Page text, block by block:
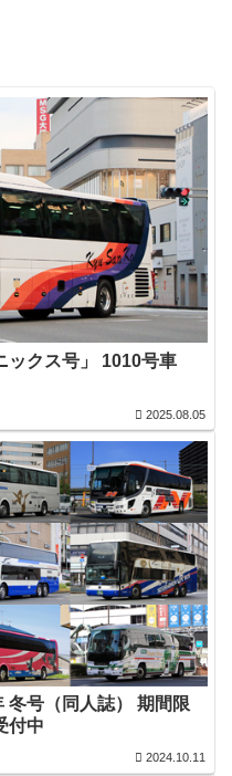
ックス号」 1010号車
2025.08.05
冬号（同人誌） 期間限
付中
2024.10.11